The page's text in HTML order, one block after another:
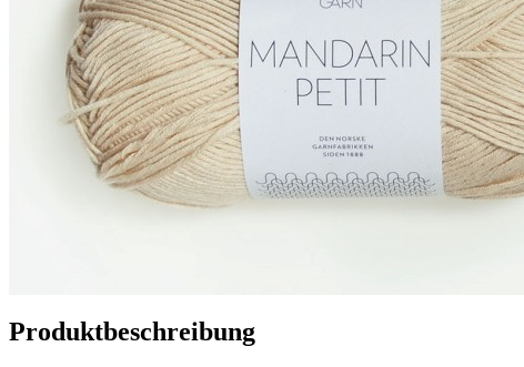
Produktbeschreibung